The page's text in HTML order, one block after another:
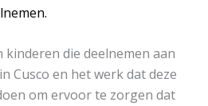
kinderen die deelnemen aan
Cusco en het werk dat deze
om ervoor te zorgen dat